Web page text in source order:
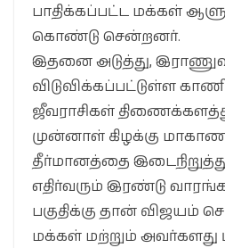
பாதிக்கப்பட்ட மக்கள்
கொண்டு சென்றனர்.
இதனை அடுத்து,
விடுவிக்கப்பட்டுள்ள
ஜீவராசிகள்
முன்னாள் கிழக்கு
தீர்மானத்தை
எதிர்வரும் இரண்டு
பகுதிக்கு தான் விஜயம்
மக்கள் மற்றும் அவர்களது